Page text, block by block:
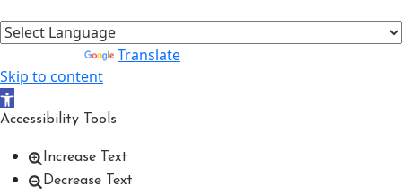
Translate
Skip to content
Open toolbar
Accessibility Tools
Increase Text
Decrease Text